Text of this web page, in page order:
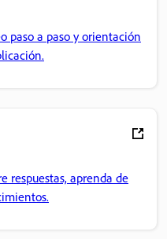
paso a paso y orientación
respuestas, aprenda de